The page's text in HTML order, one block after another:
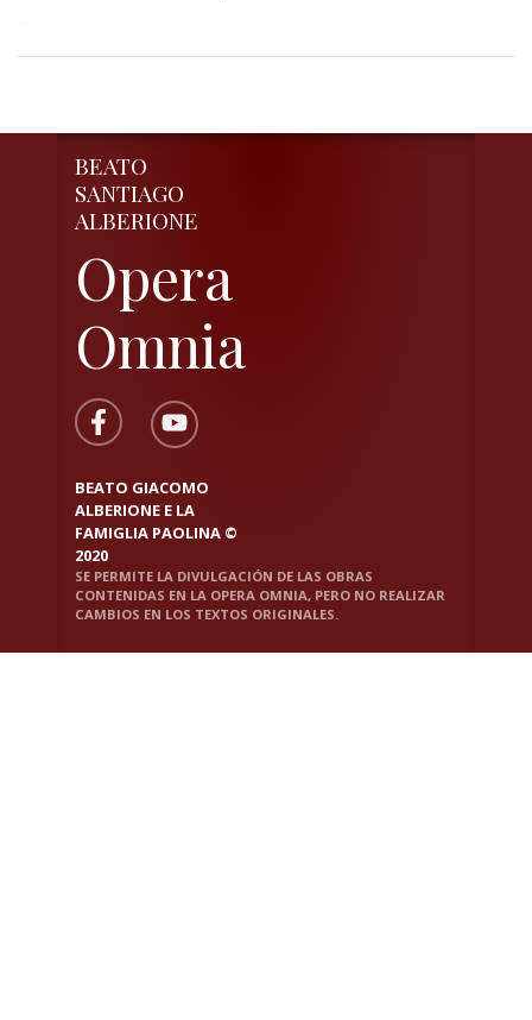
BEATO
SANTIAGO
ALBERIONE
Opera
Omnia
BEATO GIACOMO
ALBERIONE E LA
FAMIGLIA PAOLINA ©
2020
SE PERMITE LA DIVULGACIÓN DE LAS OBRAS
CONTENIDAS EN LA OPERA OMNIA, PERO NO REALIZAR
CAMBIOS EN LOS TEXTOS ORIGINALES.